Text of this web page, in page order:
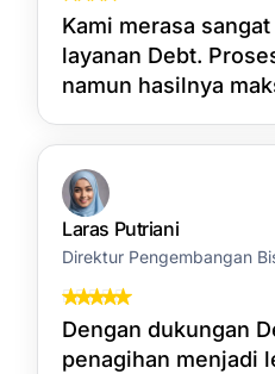
Kami merasa
layanan Debt.
namun hasilnya
Laras Putriani
Direktur Pengembangan
Dengan dukungan
penagihan menjadi